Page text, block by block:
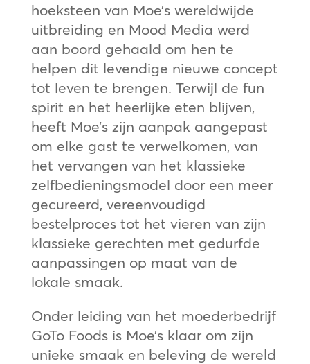
hoeksteen van Moe’s wereldwijde
uitbreiding en Mood Media werd
aan boord gehaald om hen te
helpen dit levendige nieuwe concept
tot leven te brengen. Terwijl de fun
spirit en het heerlijke eten blijven,
heeft Moe’s zijn aanpak aangepast
om elke gast te verwelkomen, van
het vervangen van het klassieke
zelfbedieningsmodel door een meer
gecureerd, vereenvoudigd
bestelproces tot het vieren van zijn
klassieke gerechten met gedurfde
aanpassingen op maat van de
lokale smaak.
Onder leiding van het moederbedrijf
GoTo Foods is Moe’s klaar om zijn
unieke smaak en beleving de wereld